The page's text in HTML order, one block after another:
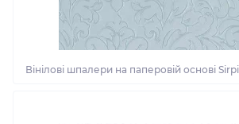
Вінілові шпалери на паперовій основі